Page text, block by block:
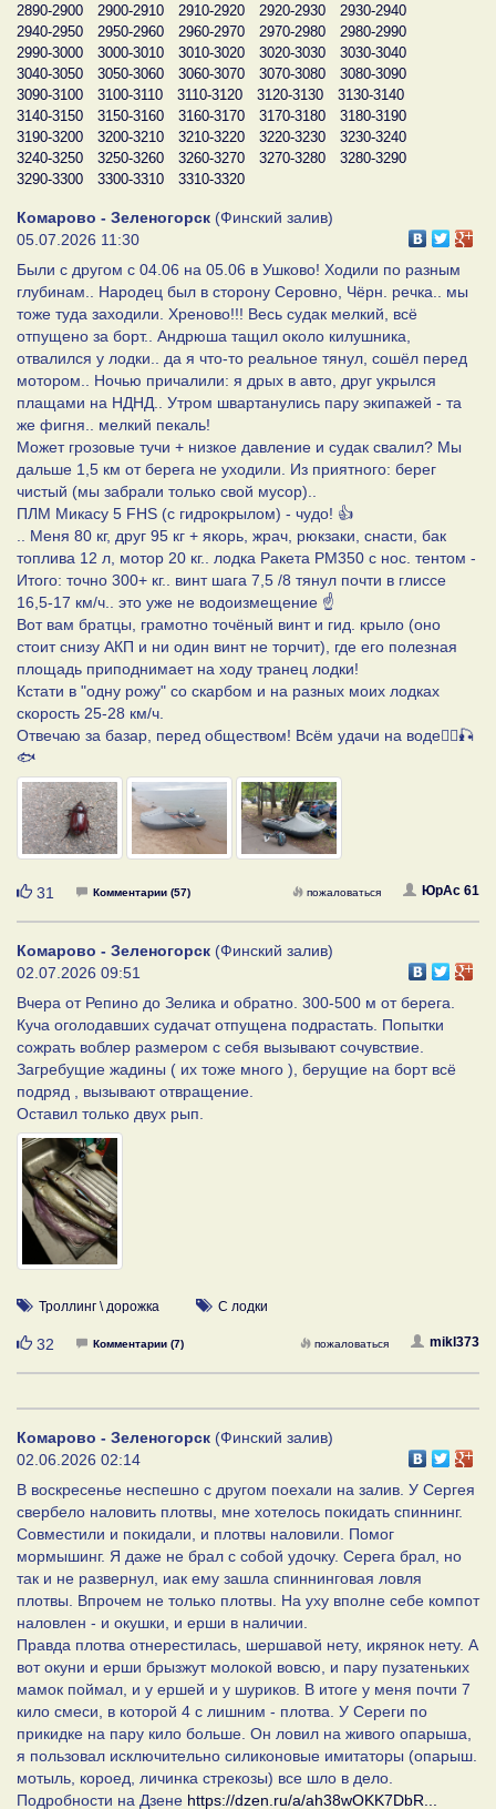
2890-2900
2900-2910 2910-2920 2920-2930
2930-2940
2940-2950
2950-2960 2960-2970 2970-2980
2980-2990
2990-3000
3000-3010 3010-3020 3020-3030
3030-3040
3040-3050
3050-3060 3060-3070 3070-3080
3080-3090
3090-3100
3100-3110 3110-3120 3120-3130
3130-3140
3140-3150
3150-3160 3160-3170 3170-3180
3180-3190
3190-3200
3200-3210 3210-3220 3220-3230
3230-3240
3240-3250
3250-3260 3260-3270 3270-3280
3280-3290
3290-3300
3300-3310 3310-3320
Комарово - Зеленогорск (Финский залив)
05.07.2026 11:30
Были с другом с 04.06 на 05.06 в Ушково! Ходили по разным
глубинам.. Народец был в сторону Серовно, Чëрн. речка.. мы
тоже туда заходили. Хреново!!! Весь судак мелкий, всë
отпущено за борт.. Андрюша тащил около килушника,
отвалился у лодки.. да я что-то реальное тянул, сошëл перед
мотором.. Ночью причалили: я дрых в авто, друг укрылся
плащами на НДНД.. Утром швартанулись пару экипажей - та
же фигня.. мелкий пекаль!
Может грозовые тучи + низкое давление и судак свалил? Мы
дальше 1,5 км от берега не уходили. Из приятного: берег
чистый (мы забрали только свой мусор)..
ПЛМ Микасу 5 FHS (с гидрокрылом) - чудо! 👍
.. Меня 80 кг, друг 95 кг + якорь, жрач, рюкзаки, снасти, бак
топлива 12 л, мотор 20 кг.. лодка Ракета РМ350 с нос. тентом -
Итого: точно 300+ кг.. винт шага 7,5 /8 тянул почти в глиссе
16,5-17 км/ч.. это уже не водоизмещение ☝
Вот вам братцы, грамотно точëный винт и гид. крыло (оно
стоит снизу АКП и ни один винт не торчит), где его полезная
площадь приподнимает на ходу транец лодки!
Кстати в "одну рожу" со скарбом и на разных моих лодках
скорость 25-28 км/ч.
Отвечаю за базар, перед обществом! Всём удачи на воде🚣‍♂️🎣
🐟
Нравится
31 Комментарии (57) ЮрАс 61
пожаловаться
Комарово - Зеленогорск (Финский залив)
02.07.2026 09:51
Вчера от Репино до Зелика и обратно. 300-500 м от берега.
Куча оголодавших судачат отпущена подрастать. Попытки
сожрать воблер размером с себя вызывают сочувствие.
Загребущие жадины ( их тоже много ), берущие на борт всё
подряд , вызывают отвращение.
Оставил только двух рып.
Троллинг \ дорожка С лодки
Нравится
32 Комментарии (7) mikl373
пожаловаться
Комарово - Зеленогорск (Финский залив)
02.06.2026 02:14
В воскресенье неспешно с другом поехали на залив. У Сергея
свербело наловить плотвы, мне хотелось покидать спиннинг.
Совместили и покидали, и плотвы наловили. Помог
мормышинг. Я даже не брал с собой удочку. Серега брал, но
так и не развернул, иак ему зашла спиннинговая ловля
плотвы. Впрочем не только плотвы. На уху вполне себе компот
наловлен - и окушки, и ерши в наличии.
Правда плотва отнерестилась, шершавой нету, икрянок нету. А
вот окуни и ерши брызжут молокой вовсю, и пару пузатеньких
мамок поймал, и у ершей и у шуриков. В итоге у меня почти 7
кило смеси, в которой 4 с лишним - плотва. У Сереги по
прикидке на пару кило больше. Он ловил на живого опарыша,
я пользовал исключительно силиконовые имитаторы (опарыш.
мотыль, короед, личинка стрекозы) все шло в дело.
Подробности на Дзене https://dzen.ru/a/ah38wOKK7DbR...